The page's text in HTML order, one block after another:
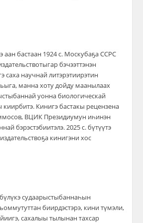
аан бастаан 1924 с. Москубаҕа ССРС
бэчээттэнэн
саха научнай литэрэтиирэтин
манна хоту дойду маанылаах
уонна биологическай
Кинигэ бастакы рецензена
ВЦИК Президиумун иһинэн
бэрэстэбиитэлэ. 2025 с. бүтүүтэ
кинигэни хос
судаарыстыбаннаһын
биирдэстэрэ, кини түмэли,
сахалыы тылынан тахсар